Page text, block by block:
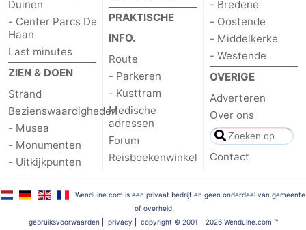
Duinen
- Center Parcs De
Haan
Last minutes
ZIEN & DOEN
Strand
Bezienswaardigheden
- Musea
- Monumenten
- Uitkijkpunten
PRAKTISCHE
INFO.
Route
- Parkeren
- Kusttram
Medische
adressen
Forum
Reisboekenwinkel
- Bredene
- Oostende
- Middelkerke
- Westende
OVERIGE
Adverteren
Over ons
Contact
Wenduine.com is een privaat bedrijf en geen onderdeel van gemeente
of overheid
gebruiksvoorwaarden
privacy copyright © 2001 - 2026 Wenduine.com ™